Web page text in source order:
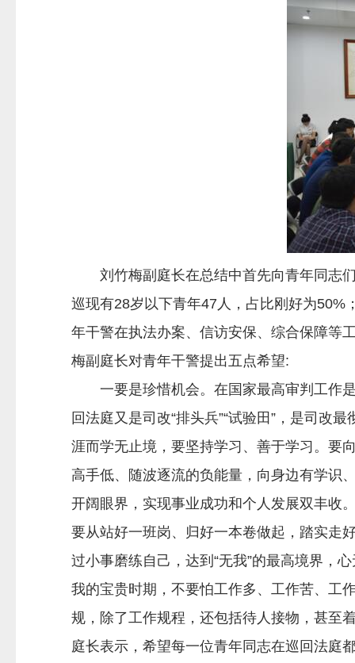
刘竹梅副庭长在总结中首先向青年同志们
巡现有28岁以下青年47人，占比刚好为50%
年干警在执法办案、信访安保、综合保障等
梅副庭长对青年干警提出五点希望:
一要是珍惜机会。在国家最高审判工作是
回法庭又是司改“排头兵”“试验田”，是司改
涯而学无止境，要坚持学习、善于学习。要
高手低、随波逐流的负能量，向身边有学识
开阔眼界，实现事业成功和个人发展双丰收
要从站好一班岗、归好一本卷做起，踏实走
过小事磨练自己，达到“无我”的最高境界，
我的宝贵时期，不要怕工作多、工作苦、工
规，除了工作规程，还包括待人接物，甚至
庭长表示，希望每一位青年同志在巡回法庭